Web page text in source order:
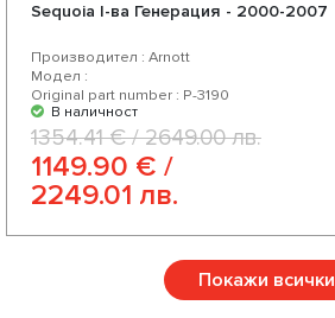
Sequoia I-ва Генерация - 2000-2007
Производител : Arnott
Модел :
Original part number : P-3190
В наличност
1354.41 € / 2649.00 лв.
1149.90 € /
2249.01 лв.
Покажи всички